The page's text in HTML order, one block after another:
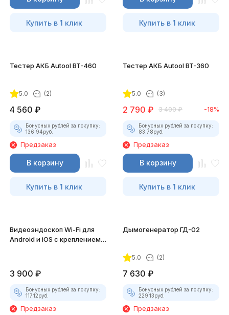
Купить в 1 клик Купить в 1 клик
Тестер АКБ Autool BT-460
5.0 (2)
4 560 ₽
Бонусных рублей за покупку:
136.94руб.
Предзаказ
В корзину
Купить в 1 клик
Тестер АКБ Autool BT-360
5.0 (3)
2 790 ₽ 3 400 ₽ -18%
Бонусных рублей за покупку:
83.78руб.
Предзаказ
В корзину
Купить в 1 клик
Видеоэндоскоп Wi-Fi для
Android и iOS с креплением
3 900 ₽
Бонусных рублей за покупку:
117.12руб.
Предзаказ
Дымогенератор ГД-02
5.0 (2)
7 630 ₽
Бонусных рублей за покупку:
229.13руб.
Предзаказ